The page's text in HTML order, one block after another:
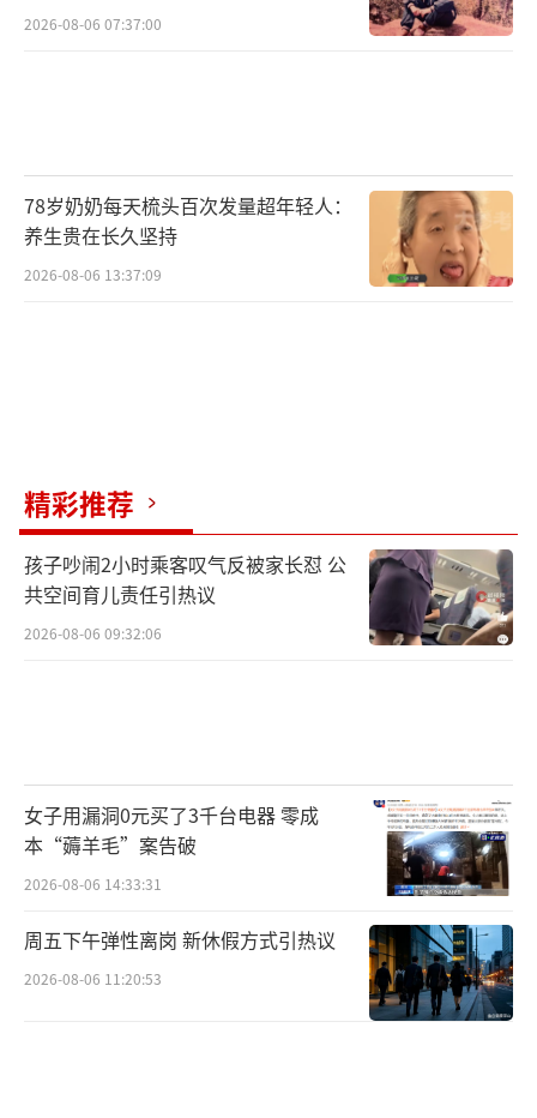
2026-08-06 07:37:00
78岁奶奶每天梳头百次发量超年轻人：
养生贵在长久坚持
2026-08-06 13:37:09
精彩推荐
孩子吵闹2小时乘客叹气反被家长怼 公
共空间育儿责任引热议
2026-08-06 09:32:06
女子用漏洞0元买了3千台电器 零成
本“薅羊毛”案告破
2026-08-06 14:33:31
周五下午弹性离岗 新休假方式引热议
2026-08-06 11:20:53